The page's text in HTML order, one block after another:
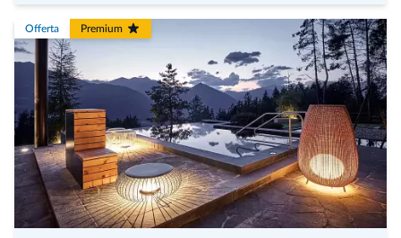
Offerta Premium